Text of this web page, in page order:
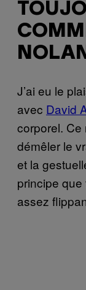
NOLAN
J’ai eu le
avec David
corporel.
démêler le
et la
principe que
assez